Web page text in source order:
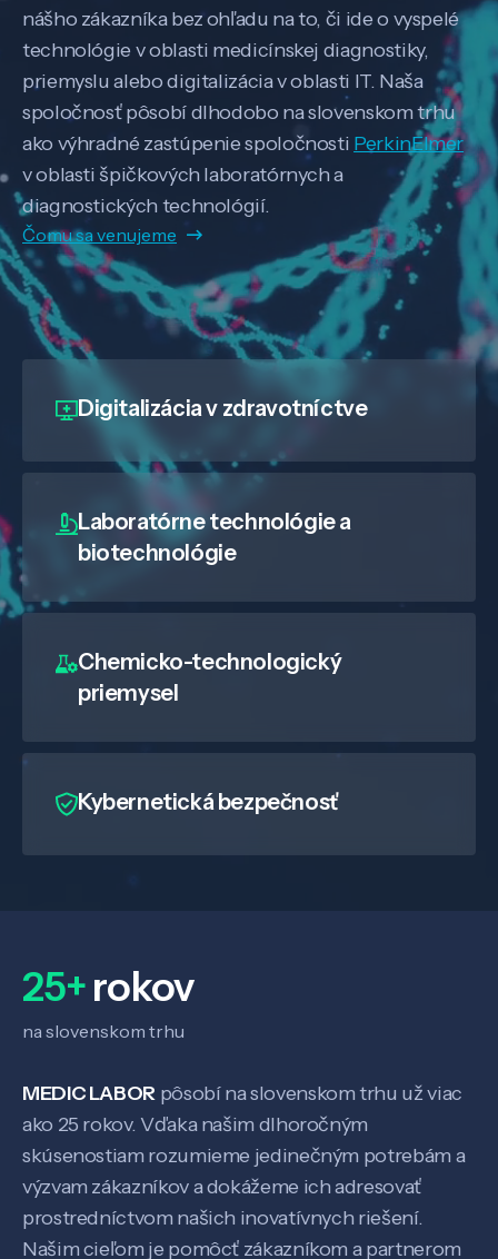
Veda a výskum
Pôsobenie
nášho zákazníka bez ohľadu na to, či ide o vyspelé
technológie v oblasti medicínskej diagnostiky,
priemyslu alebo digitalizácia v oblasti IT. Naša
spoločnosť pôsobí dlhodobo na slovenskom trhu
ako výhradné zastúpenie spoločnosti PerkinElmer
v oblasti špičkových laboratórnych a
diagnostických technológií.
Čomu sa venujeme
Digitalizáciav zdravotníctve
Laboratórne technológie a
biotechnológie
Chemicko-technologický
priemysel
Kybernetická bezpečnosť
25+rokov
na slovenskom trhu
MEDIC LABOR pôsobí na slovenskom trhu už viac
ako 25 rokov. Vďaka našim dlhoročným
skúsenostiam rozumieme jedinečným potrebám a
výzvam zákazníkov a dokážeme ich adresovať
prostredníctvom našich inovatívnych riešení.
Našim cieľom je pomôcť zákazníkom a partnerom